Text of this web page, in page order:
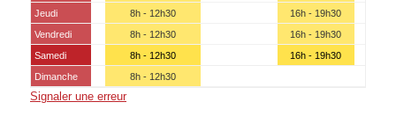
Jeudi
8h - 12h30
16h - 19h30
Vendredi
8h - 12h30
16h - 19h30
Samedi
8h - 12h30
16h - 19h30
Dimanche
8h - 12h30
Signaler une erreur